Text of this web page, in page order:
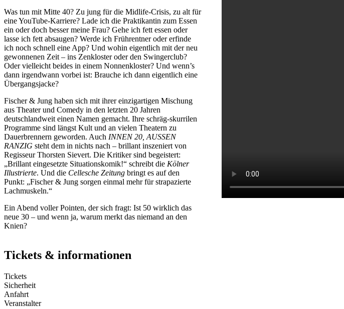
Was tun mit Mitte 40? Zu jung für die Midlife-Crisis, zu alt für
eine YouTube-Karriere? Lade ich die Praktikantin zum Essen
ein oder doch besser meine Frau? Gehe ich fett essen oder
lasse ich fett absaugen? Werde ich Frührentner oder erfinde
ich noch schnell eine App? Und wohin eigentlich mit der neu
gewonnenen Zeit – ins Zenkloster oder den Swingerclub?
Oder vielleicht beides in einem Nonnenkloster? Und wenn’s
dann irgendwann vorbei ist: Brauche ich dann eigentlich eine
Übergangsjacke?
Fischer & Jung haben sich mit ihrer einzigartigen Mischung
aus Theater und Comedy in den letzten 20 Jahren
deutschlandweit einen Namen gemacht. Ihre schräg-skurrilen
Programme sind längst Kult und an vielen Theatern zu
Dauerbrennern geworden. Auch INNEN 20, AUSSEN
RANZIG steht dem in nichts nach – brillant inszeniert von
Regisseur Thorsten Sievert. Die Kritiker sind begeistert:
„Brillant eingesetzte Situationskomik!“ schreibt die Kölner
Illustrierte. Und die Cellesche Zeitung bringt es auf den
Punkt: „Fischer & Jung sorgen einmal mehr für strapazierte
Lachmuskeln.“
Ein Abend voller Pointen, der sich fragt: Ist 50 wirklich das
neue 30 – und wenn ja, warum merkt das niemand an den
Knien?
Tickets & informationen
Tickets
Sicherheit
Anfahrt
Veranstalter